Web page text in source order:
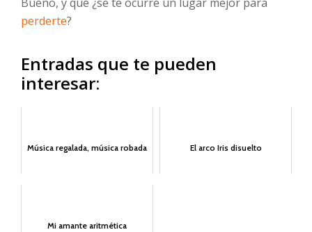
perderte?
Entradas que te pueden
interesar:
Música regalada, música robada El arco Iris disuelto
Mi amante aritmética